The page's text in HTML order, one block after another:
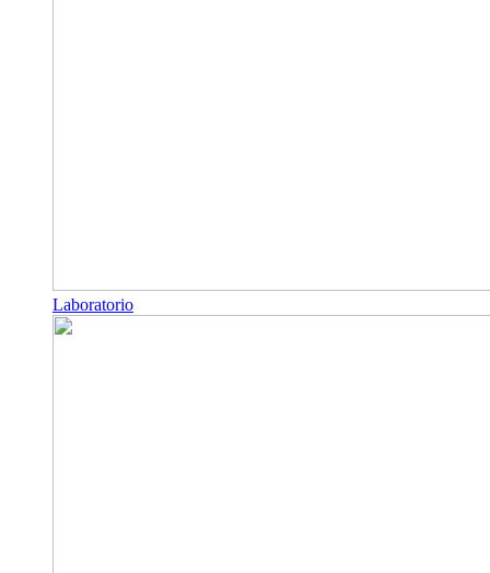
Laboratorio